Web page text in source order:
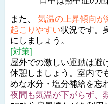
また、 気温の上昇傾向
起こりやすい状況です。
にしましょう。
[対策]
屋外での激しい運動は避
休憩しましょう。室内で
めな水分・塩分補給を忘
夜間も気温が下がらず、